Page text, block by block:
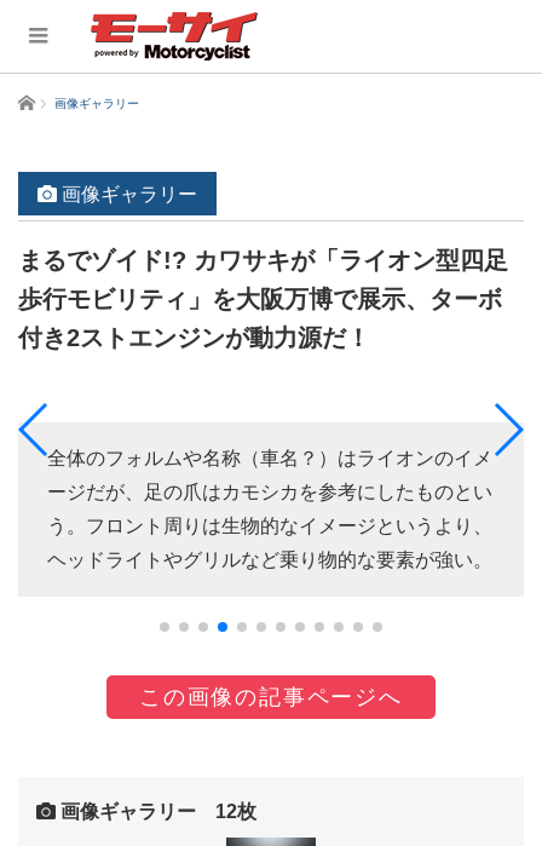
ホーム 画像ギャラリー
画像ギャラリー
まるでゾイド!? カワサキが「ライオン型四足
歩行モビリティ」を大阪万博で展示、ターボ
付き2ストエンジンが動力源だ！
全体のフォルムや名称（車名？）はライオンのイメ
ージだが、足の爪はカモシカを参考にしたものとい
う。フロント周りは生物的なイメージというより、
ヘッドライトやグリルなど乗り物的な要素が強い。
この画像の記事ページへ
画像ギャラリー 12枚